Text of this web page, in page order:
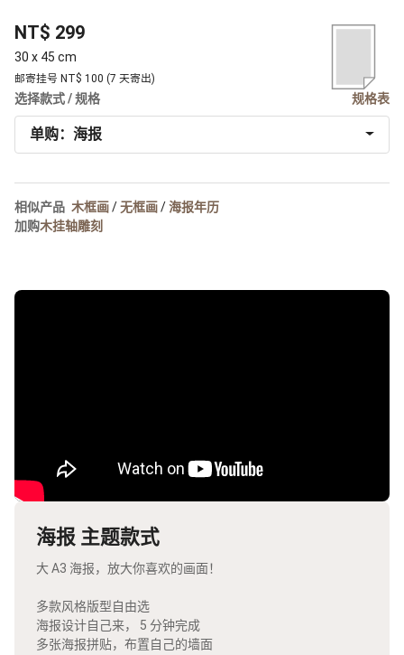
NT$ 299
30 x 45 cm
邮寄挂号 NT$ 100 (7 天寄出)
选择款式 / 规格 规格表
单购：海报
相似产品 木框画/无框画/海报年历
加购木挂轴雕刻
海报 主题款式
大 A3 海报，放大你喜欢的画面！
多款风格版型自由选
海报设计自己来， 5 分钟完成
多张海报拼贴，布置自己的墙面